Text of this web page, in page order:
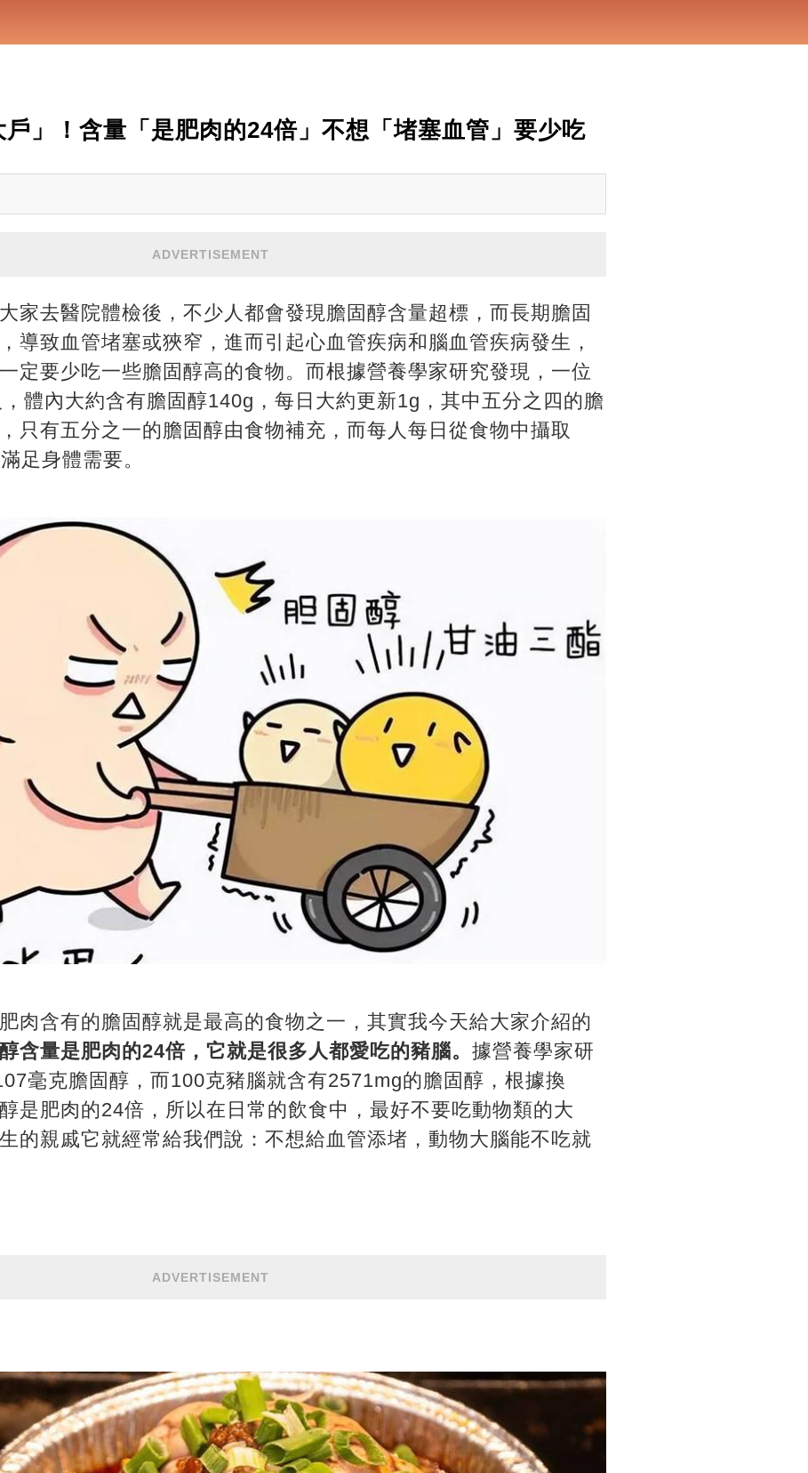
」！含量「是肥肉的24倍」不想「堵塞血管」要少吃
ADVERTISEMENT
家去醫院體檢後，不少人都會發現膽固醇含量超標，而長期膽固
導致血管堵塞或狹窄，進而引起心血管疾病和腦血管疾病發生，
定要少吃一些膽固醇高的食物。而根據營養學家研究發現，一位
體內大約含有膽固醇140g，每日大約更新1g，其中五分之四的膽
只有五分之一的膽固醇由食物補充，而每人每日從食物中攝取
足身體需要。
肉含有的膽固醇就是最高的食物之一，其實我今天給大家介紹的
含量是肥肉的24倍，它就是很多人都愛吃的豬腦。 據營養學家研
毫克膽固醇，而100克豬腦就含有2571mg的膽固醇，根據換
是肥肉的24倍，所以在日常的飲食中，最好不要吃動物類的大
的親戚它就經常給我們說：不想給血管添堵，動物大腦能不吃就
ADVERTISEMENT